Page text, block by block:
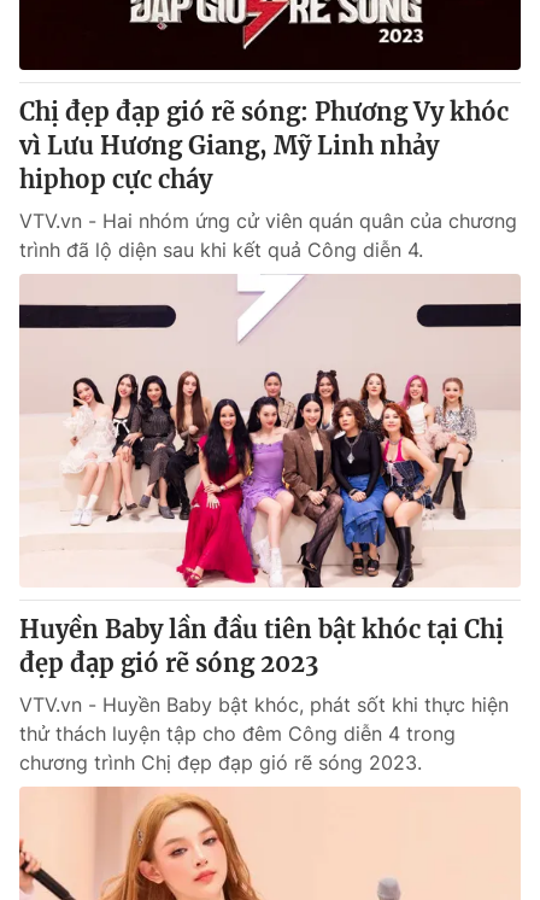
® Cấm sao chép dưới mọi hình thức nếu không có sự chấp
thông tin từ website này.
Chị đẹp đạp gió rẽ sóng: Phương Vy khóc
vì Lưu Hương Giang, Mỹ Linh nhảy
hiphop cực cháy
VTV.vn - Hai nhóm ứng cử viên quán quân của chương
trình đã lộ diện sau khi kết quả Công diễn 4.
Huyền Baby lần đầu tiên bật khóc tại Chị
đẹp đạp gió rẽ sóng 2023
VTV.vn - Huyền Baby bật khóc, phát sốt khi thực hiện
thử thách luyện tập cho đêm Công diễn 4 trong
chương trình Chị đẹp đạp gió rẽ sóng 2023.